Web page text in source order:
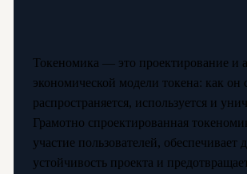
Токеномика — это проектирование и
экономической модели токена: как он
распространяется, используется и
Грамотно спроектированная
участие пользователей, обеспечивает
устойчивость проекта и